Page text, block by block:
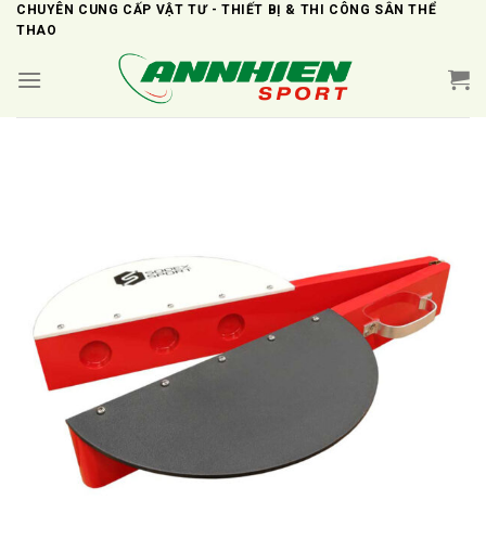
SkipCHUYÊN CUNG CẤP VẬT TƯ - THIẾT BỊ & THI CÔNG SÂN THỂ
THAO